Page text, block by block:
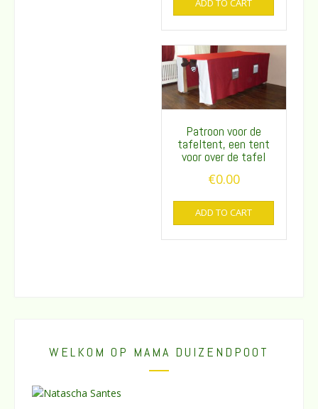
ADD TO CART
Patroon voor de
tafeltent, een tent
voor over de tafel
€0.00
ADD TO CART
WELKOM OP MAMA DUIZENDPOOT